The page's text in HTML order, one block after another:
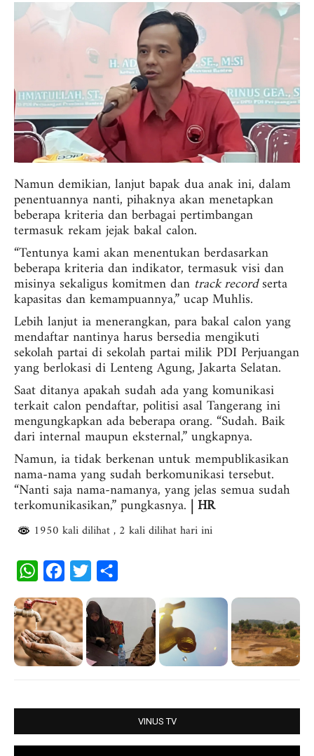
Namun demikian, lanjut bapak dua anak ini, dalam
penentuannya nanti, pihaknya akan menetapkan
beberapa kriteria dan berbagai pertimbangan
termasuk rekam jejak bakal calon.
“Tentunya kami akan menentukan berdasarkan
beberapa kriteria dan indikator, termasuk visi dan
misinya sekaligus komitmen dan track recordserta
kapasitas dan kemampuannya,” ucap Muhlis.
Lebih lanjut ia menerangkan, para bakal calon yang
mendaftar nantinya harus bersedia mengikuti
sekolah partai di sekolah partai milik PDI Perjuangan
yang berlokasi di Lenteng Agung, Jakarta Selatan.
Saat ditanya apakah sudah ada yang komunikasi
terkait calon pendaftar, politisi asal Tangerang ini
mengungkapkan ada beberapa orang. “Sudah. Baik
dari internal maupun eksternal,” ungkapnya.
Namun, ia tidak berkenan untuk mempublikasikan
nama-nama yang sudah berkomunikasi tersebut.
“Nanti saja nama-namanya, yang jelas semua sudah
terkomunikasikan,” pungkasnya. | HR
1950 kali dilihat, 2 kali dilihat hari ini
W
a
t
s
c
e
b
i
t
t
r
e
VINUS TV